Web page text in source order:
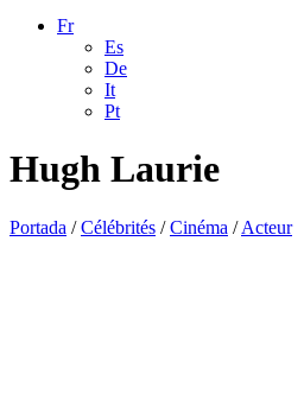
Fr
Es
De
It
Pt
Hugh Laurie
Portada /Célébrités /Cinéma /Acteur